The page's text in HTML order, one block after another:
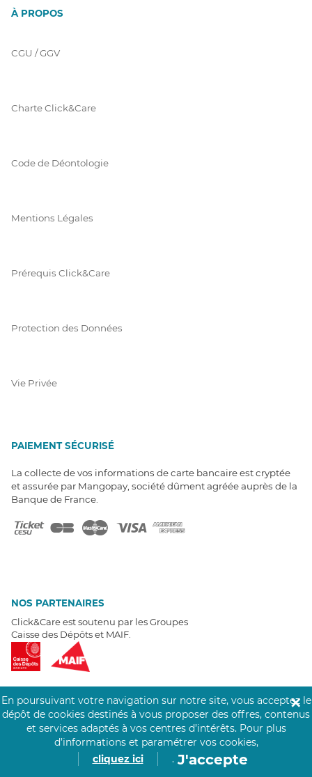
À PROPOS
CGU / GGV
Charte Click&Care
Code de Déontologie
Mentions Légales
Prérequis Click&Care
Protection des Données
Vie Privée
PAIEMENT SÉCURISÉ
La collecte de vos informations de carte bancaire est cryptée
et assurée par Mangopay, société dûment agréée auprès de la
Banque de France.
NOS PARTENAIRES
Click&Care est soutenu par les Groupes
Caisse des Dépôts et MAIF.
EXPERTS À VOTRE ÉCOUTE
Un besoin de recrutement ? Click&Care vous accompagne par
Être rappelé aujourd'hui
En poursuivant votre navigation sur notre site, vous acceptez le
dépôt de cookies destinés à vous proposer des offres, contenus
et services adaptés à vos centres d’intérêts. Pour plus
d’informations et paramétrer vos cookies,
cliquez ici
. J'accepte
✕